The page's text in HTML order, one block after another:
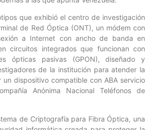
que exhibió el centro de investigación
de Red Óptica (ONT), un módem con
a Internet con ancho de banda en
circuitos integrados que funcionan con
ópticas pasivas (GPON), diseñado y
de la institución para atender la
un dispositivo compatible con ABA servicio
Anónima Nacional Teléfonos de
de Criptografía para Fibra Óptica, una